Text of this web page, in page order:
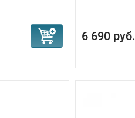
6 690 руб.